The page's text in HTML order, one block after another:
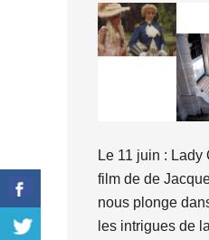
Le 11 juin : Lady
film de de
nous plonge
les intrigues de